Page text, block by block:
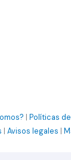
| Políticas
| Avisos legales |